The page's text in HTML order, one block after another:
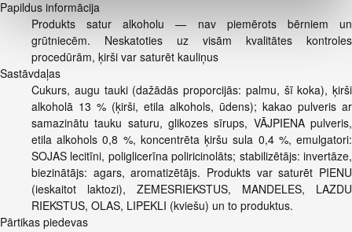
Papildus informācija
Produkts satur alkoholu — nav piemērots bērniem un
grūtniecēm. Neskatoties uz visām kvalitātes kontroles
procedūrām, ķirši var saturēt kauliņus
Sastāvdaļas
Cukurs, augu tauki (dažādās proporcijās: palmu, šī koka), ķirši
alkoholā 13 % (ķirši, etila alkohols, ūdens); kakao pulveris ar
samazinātu tauku saturu, glikozes sīrups, VĀJPIENA pulveris,
etila alkohols 0,8 %, koncentrēta ķiršu sula 0,4 %, emulgatori:
SOJAS lecitīni, poliglicerīna poliricinolāts; stabilizētājs: invertāze,
biezinātājs: agars, aromatizētājs. Produkts var saturēt PIENU
(ieskaitot laktozi), ZEMESRIEKSTUS, MANDELES, LAZDU
RIEKSTUS, OLAS, LIPEKLI (kviešu) un to produktus.
Pārtikas piedevas